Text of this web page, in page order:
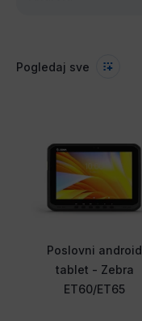
Pogledaj sve
Poslovni android
tablet - Zebra
ET60/ET65